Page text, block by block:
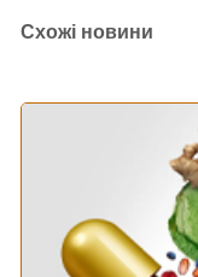
Схожі новини